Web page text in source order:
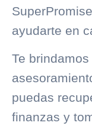
SuperPromise
ayudarte en
Te
puedas
finanzas y